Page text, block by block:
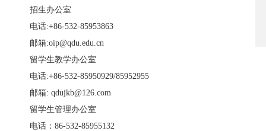
招生办公室
电话:+86-532-85953863
邮箱:oip@qdu.edu.cn
留学生教学办公室
电话:+86-532-85950929/85952955
邮箱: qdujkb@126.com
留学生管理办公室
电话：86-532-85955132